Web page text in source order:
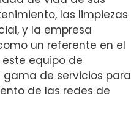
las limpiezas
y la empresa
un referente en el
equipo de
de servicios para
de las redes de